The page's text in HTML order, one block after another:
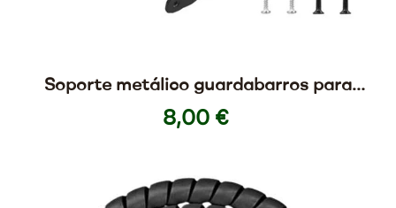
Soporte metálico guardabarros para
Xiaomi scooter 4 Pro
8,00 €